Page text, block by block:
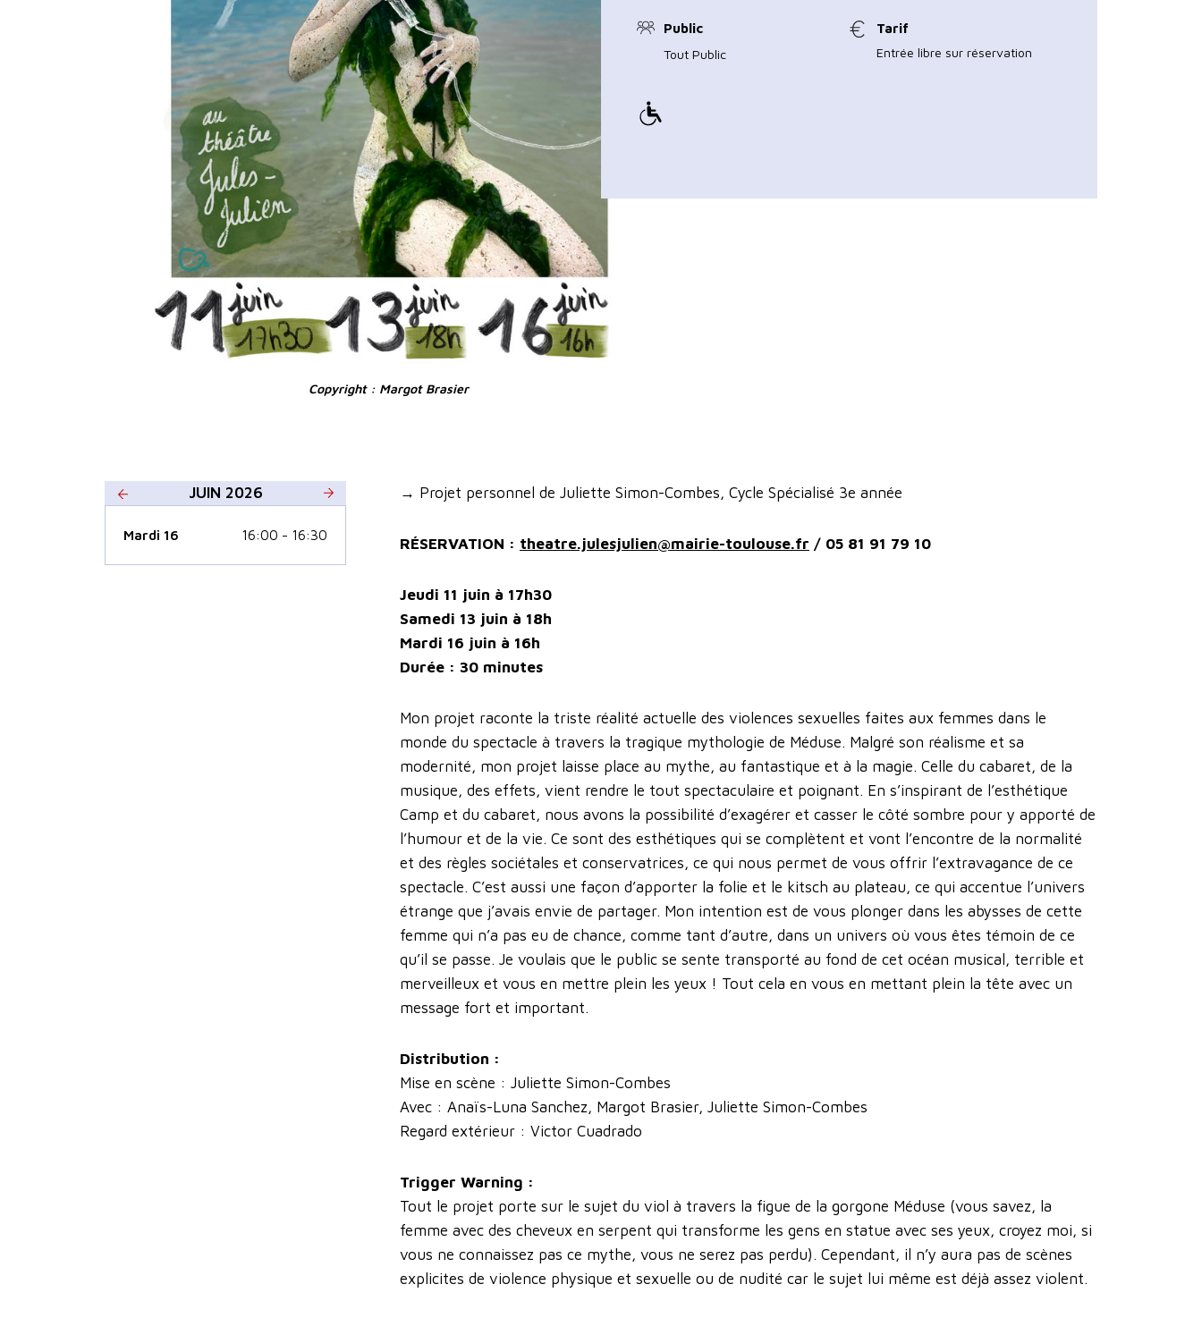
Copyright : Margot Brasier
Public
Tout Public
Tarif
Entrée libre sur réservation
JUIN 2026
Mardi 16 16:00 - 16:30
→ Projet personnel de Juliette Simon-Combes, Cycle Spécialisé 3e année
RÉSERVATION : theatre.julesjulien@mairie-toulouse.fr / 05 81 91 79 10
Jeudi 11 juin à 17h30
Samedi 13 juin à 18h
Mardi 16 juin à 16h
Durée : 30 minutes
Mon projet raconte la triste réalité actuelle des violences sexuelles faites aux femmes dans le
monde du spectacle à travers la tragique mythologie de Méduse. Malgré son réalisme et sa
modernité, mon projet laisse place au mythe, au fantastique et à la magie. Celle du cabaret, de la
musique, des effets, vient rendre le tout spectaculaire et poignant. En s’inspirant de l’esthétique
Camp et du cabaret, nous avons la possibilité d’exagérer et casser le côté sombre pour y apporté de
l’humour et de la vie. Ce sont des esthétiques qui se complètent et vont l’encontre de la normalité
et des règles sociétales et conservatrices, ce qui nous permet de vous offrir l’extravagance de ce
spectacle. C’est aussi une façon d’apporter la folie et le kitsch au plateau, ce qui accentue l’univers
étrange que j’avais envie de partager. Mon intention est de vous plonger dans les abysses de cette
femme qui n’a pas eu de chance, comme tant d’autre, dans un univers où vous êtes témoin de ce
qu’il se passe. Je voulais que le public se sente transporté au fond de cet océan musical, terrible et
merveilleux et vous en mettre plein les yeux ! Tout cela en vous en mettant plein la tête avec un
message fort et important.
Distribution :
Mise en scène : Juliette Simon-Combes
Avec : Anaïs-Luna Sanchez, Margot Brasier, Juliette Simon-Combes
Regard extérieur : Victor Cuadrado
Trigger Warning :
Tout le projet porte sur le sujet du viol à travers la figue de la gorgone Méduse (vous savez, la
femme avec des cheveux en serpent qui transforme les gens en statue avec ses yeux, croyez moi, si
vous ne connaissez pas ce mythe, vous ne serez pas perdu). Cependant, il n’y aura pas de scènes
explicites de violence physique et sexuelle ou de nudité car le sujet lui même est déjà assez violent.